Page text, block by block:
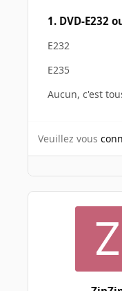
1. DVD-E232
E232
E235
Aucun, c'est
Veuillez vous